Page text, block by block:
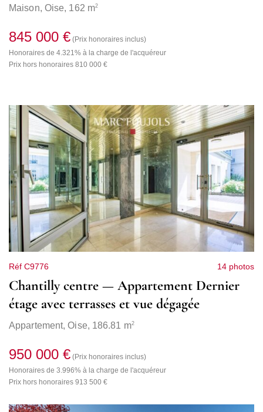
Maison, Oise, 162 m2
845 000 € (Prix honoraires inclus)
Honoraires de 4.321% à la charge de l'acquéreur
Prix hors honoraires 810 000 €
Réf C9776 14 photos
Chantilly centre — Appartement Dernier
étage avec terrasses et vue dégagée
Appartement,Oise, 186.81 m2
950 000 € (Prix honoraires inclus)
Honoraires de 3.996% à la charge de l'acquéreur
Prix hors honoraires 913 500 €